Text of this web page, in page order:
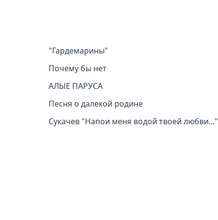
"Гардемарины"
Почему бы нет
АЛЫЕ ПАРУСА
Песня о далекой родине
Сукачев "Напои меня водой твоей любви..."